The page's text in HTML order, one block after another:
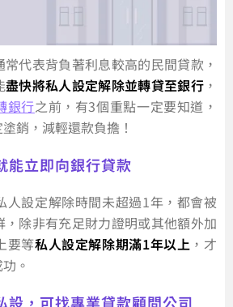
代表背負著利息較高的民間貸款，
盡快將私人設定解除並轉貸至銀行 ，
銀行之前，有3個重點一定要知道，
銷，減輕還款負擔！
能立即向銀行貸款
人設定解除時間未超過1年，都會被
除非有充足財力證明或其他額外加
要等私人設定解除期滿1年以上 ，才
。
設，可找專業貸款顧問公司